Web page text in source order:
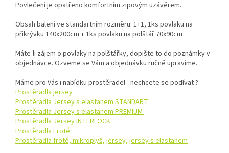
Povlečení je opatřeno komfortním zipovým uzávěrem.
Obsah balení ve standartním rozměru: 1+1, 1ks povlaku na
přikrývku 140x200cm + 1ks povlaku na polštář 70x90cm
Máte-li zájem o povlaky na polštářky, dopište to do poznámky v
objednávce. Ozveme se Vám a objednávku ručně upravíme.
Máme pro Vás i nabídku prostěradel - nechcete se podívat ?
Prostěradla jersey
Prostěradla Jersey s elastanem STANDART
Prostěradla Jersey s elastanem PREMIUM
Prostěradla Jersey INTERLOCK
Prostěradla Froté
Prostěradla froté, mikroplyš, jersey, jersey s elastanem